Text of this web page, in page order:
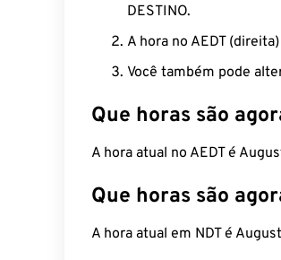
DESTINO.
A hora no AEDT
Você também pode
Que horas são
A hora atual no AEDT é
Que horas são
A hora atual em NDT é